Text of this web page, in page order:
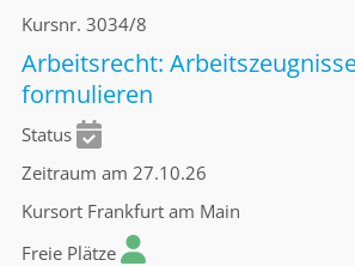
Kursnr. 3034/8
Arbeitsrecht:
formulieren
Status
Zeitraum am 27.10.26
Kursort Frankfurt am Main
Freie Plätze